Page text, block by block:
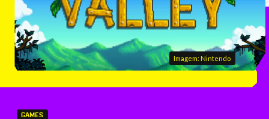
Imagem: Nintendo
GAMES